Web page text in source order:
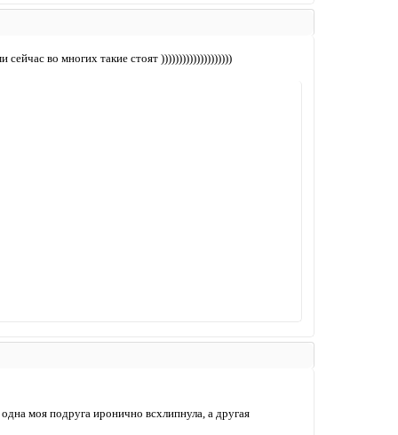
сейчас во многих такие стоят ))))))))))))))))))))
моя подруга иронично всхлипнула, а другая